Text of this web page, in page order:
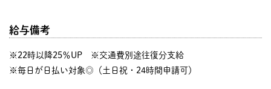
給与備考
※22時以降25％UP ※交通費別途往復分支給
※毎日が日払い対象◎（土日祝・24時間申請可）